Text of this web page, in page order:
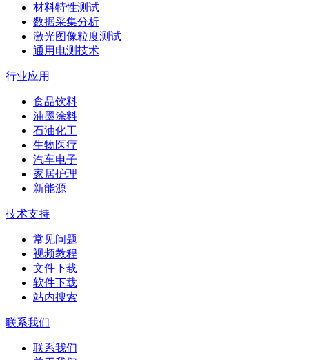
材料特性测试
数据采集分析
激光图像粒度测试
通用电测技术
行业应用
食品饮料
油墨涂料
石油化工
生物医疗
汽车电子
家居护理
新能源
技术支持
常见问题
视频教程
文件下载
软件下载
站内搜索
联系我们
联系我们